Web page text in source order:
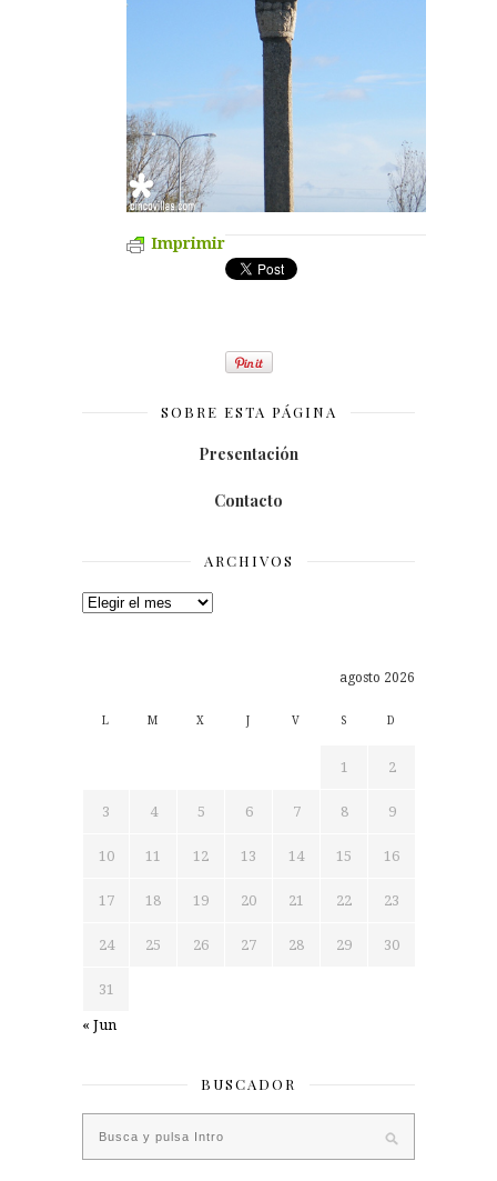
Imprimir
SOBRE ESTA PÁGINA
Presentación
Contacto
ARCHIVOS
Archivos
agosto 2026
L M X J V S D
1 2
3 4 5 6 7 8 9
10 11 12 13 14 15 16
17 18 19 20 21 22 23
24 25 26 27 28 29 30
31
« Jun
BUSCADOR